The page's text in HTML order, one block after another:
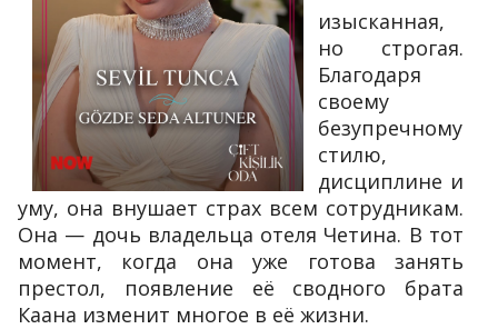
изысканная,
но строгая.
Благодаря
своему
безупречному
стилю,
дисциплине и
уму, она внушает страх всем сотрудникам.
Она — дочь владельца отеля Четина. В тот
момент, когда она уже готова занять
престол, появление её сводного брата
Каана изменит многое в её жизни.